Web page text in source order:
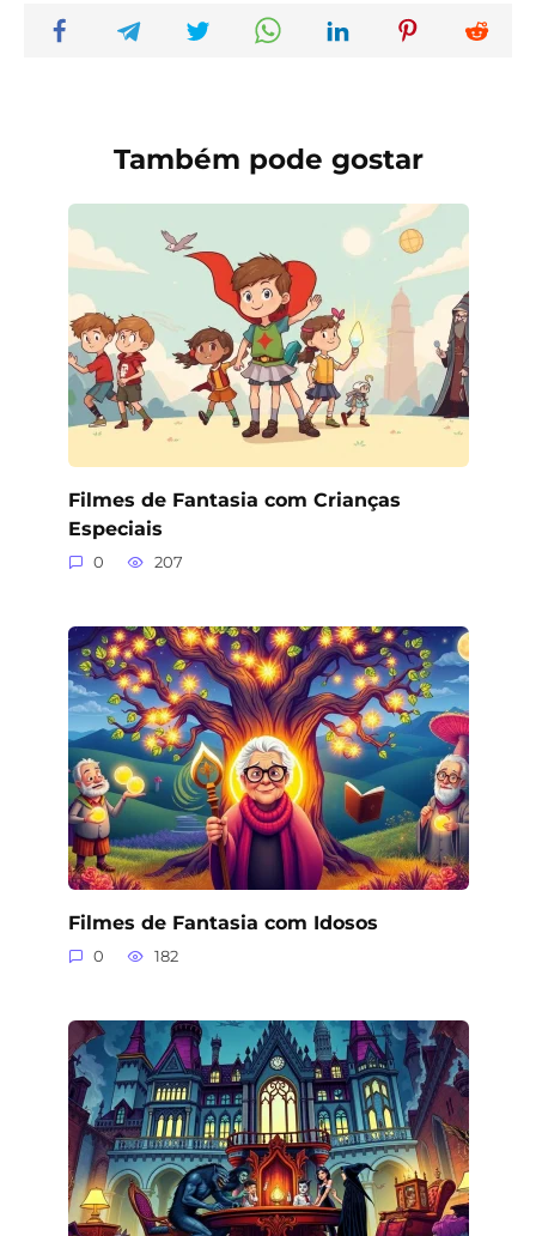
Também pode gostar
Filmes de Fantasia com Crianças
Especiais
0 207
Filmes de Fantasia com Idosos
0 182